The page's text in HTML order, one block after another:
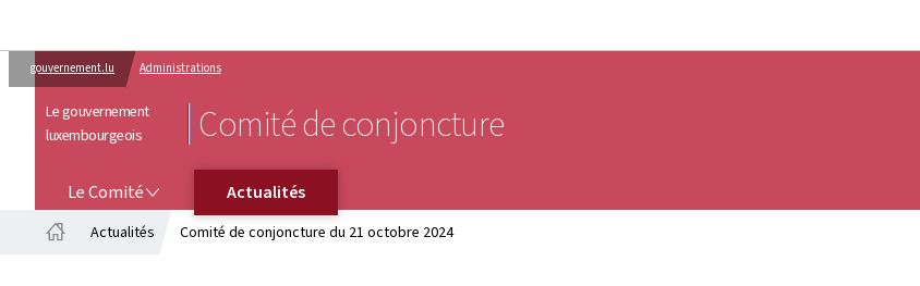
gouvernement.lu Administrations
Le gouvernement
luxembourgeois
Comité de conjoncture
Le Comité
Actualités
Actualités Comité de conjoncture du 21 octobre 2024